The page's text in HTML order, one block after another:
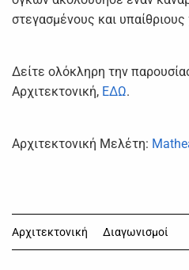
στεγασμένους και
Δείτε ολόκληρη την
Αρχιτεκτονική, ΕΔΩ.
Αρχιτεκτονική Μελέτη:
Αρχιτεκτονική Διαγωνισμοί